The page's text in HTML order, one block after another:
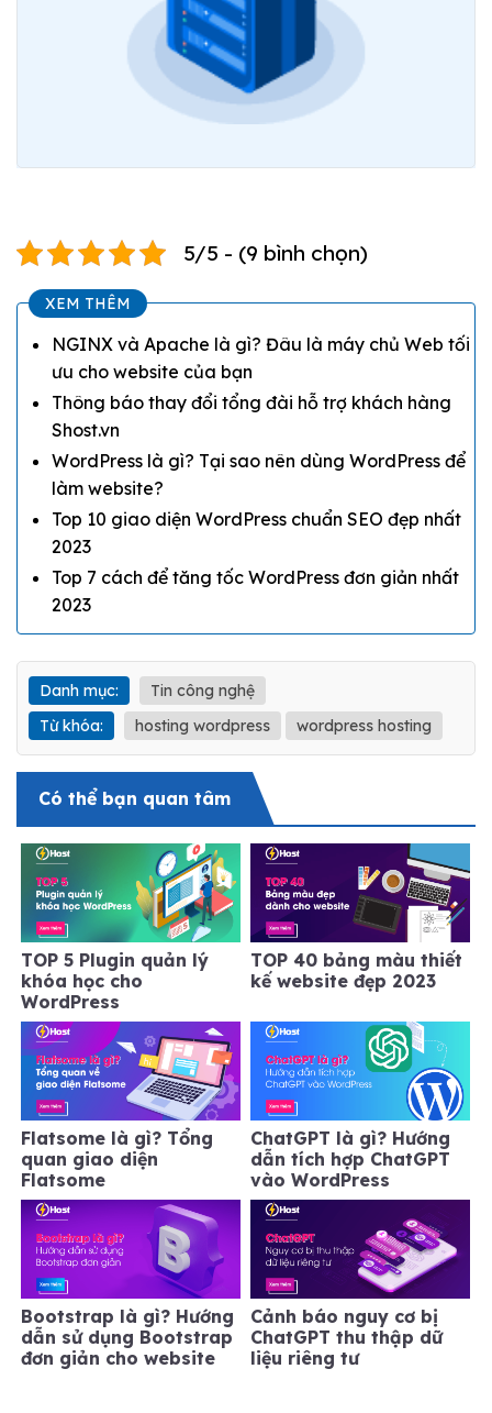
5/5 - (9 bình chọn)
XEM THÊM
NGINX và Apache là gì? Đâu là máy chủ Web tối
ưu cho website của bạn
Thông báo thay đổi tổng đài hỗ trợ khách hàng
Shost.vn
WordPress là gì? Tại sao nên dùng WordPress để
làm website?
Top 10 giao diện WordPress chuẩn SEO đẹp nhất
2023
Top 7 cách để tăng tốc WordPress đơn giản nhất
2023
Danh mục:
Tin công nghệ
Từ khóa:
hosting wordpress wordpress hosting
Có thể bạn quan tâm
TOP 5 Plugin quản lý
khóa học cho
WordPress
TOP 40 bảng màu thiết
kế website đẹp 2023
Flatsome là gì? Tổng
quan giao diện
Flatsome
ChatGPT là gì? Hướng
dẫn tích hợp ChatGPT
vào WordPress
Bootstrap là gì? Hướng
dẫn sử dụng Bootstrap
đơn giản cho website
Cảnh báo nguy cơ bị
ChatGPT thu thập dữ
liệu riêng tư